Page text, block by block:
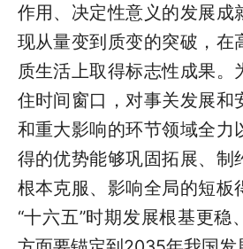
作用、决定性意义的发展成
现从量变到质变的突破，在
质生活上取得标志性成果。
住时间窗口，对事关发展和
和重大影响的环节领域全力
得的优势能够巩固拓展、制
根本克服、影响全局的短板
“十六五”时期发展根基更稳